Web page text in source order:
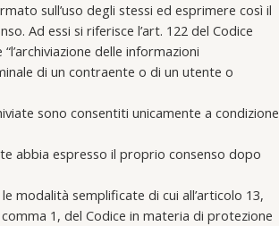
sull’uso degli stessi ed esprimere così il
Ad essi si riferisce l’art. 122 del Codice
delle informazioni
di un contraente o di un utente o
sono consentiti unicamente a condizione
abbia espresso il proprio consenso dopo
modalità semplificate di cui all’articolo 13,
1, del Codice in materia di protezione